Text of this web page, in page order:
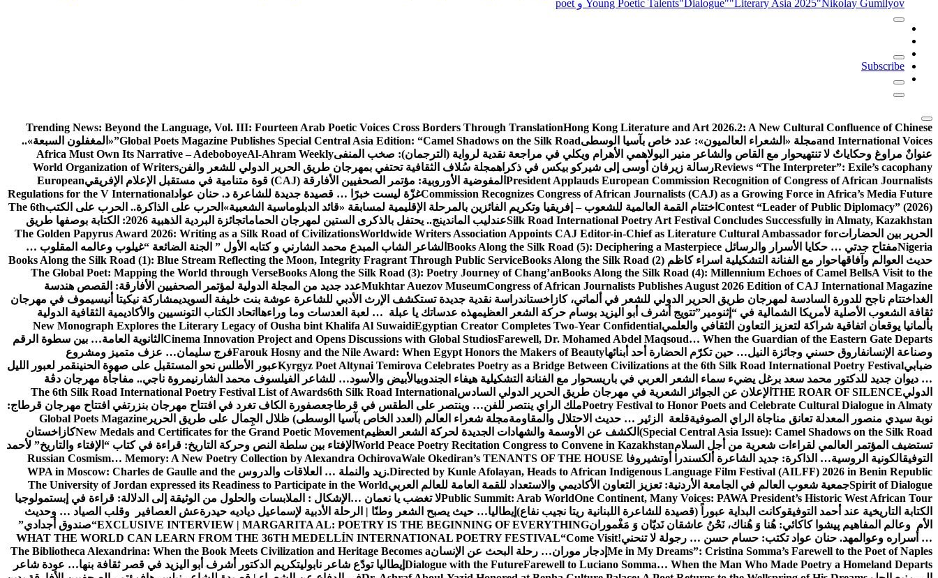
Young Poetic Talents"Dialogue""Literary Asia 2025"Nikolay Gumilyov و poet
Subscribe
Trending News: Beyond the Language, Vol. III: Fourteen Arab Poetic Voices Cross Borders Through TranslationHong Kong Literature and Art 2026.2: A New Cultural Confluence of Chinese
and International Voicesمجلة «الشعراء العالميون»: عدد خاص بآسيا الوسطىGlobal Poets Magazine Publishes Special Central Asia Edition: “Camel Shadows on the Silk Road” «المغفلون السبعة»..
عنوانٌ مراوغ وحكاياتٌ لا تنتهيحوار مع القاص والشاعر منير البولاهمي الأهرام ويكلي في مراجعة نقدية لرواية (الترجمان): صخب المنفى Africa Must Own Its Narrative – AdeboboyeAl-Ahram Weekly
Reviews “The Interpreter”: Exile’s cacophanyرسالة زيرفان أوسى إلى شيركو بيكس في ذكراهمجلة سُلاف الثقافية تحتفي بمهرجان طريق الحرير الدولي للشعر والفنWorld Organization of Writers
President Applauds European Commission Recognition of Congress of African Journalists المفوضية الأوروبية: مؤتمر الصحفيين الأفارقة (CAJ) قوة متنامية في مستقبل الإعلام الإفريقي
European
Commission Recognizes Congress of African Journalists (CAJ) as a Growing Force in Africa’s Media Futureغزّة ليست خبرًا … قصيدة جديدة للشاعرة د. حنان عوادRegulations for the V International
Contest “Leader of Public Diplomacy” (2026) اختتام القمة العالمية للشعوب – إفريقيا وتكريم الفائزين بالمرحلة الإقليمية لمسابقة «قائد الدبلوماسية الشعبية» الحرب على الذاكرة.. الحرب على الكتبThe 6th
Silk Road International Poetry Art Festival Concludes Successfully in Almaty, Kazakhstanعندليب الماندينج.. يحتفل بالذكرى الستين لمهرجان الحمامات
جائزة البردية الذهبية 2026: الكتابة بوصفها طريق
الحرير بين الحضارات
The Golden Papyrus Award 2026: Writing as a Silk Road of CivilizationsWorldwide Writers Association Appoints CAJ Editor-in-Chief as Literature Cultural Ambassador for
Nigeriaمفتاح جدتي … حكايا الأسرار والرسائل Books Along the Silk Road (5): Deciphering a Masterpiece الشاعر الشاب المبدع محمد الشارني و كتابه الأول ” الجنة الضائعة “غيلوب وعالمه المقلوب …
حديث العوالم وآفاقهاحوار مع الفنانة التشكيلية اسراء كاظم Books Along the Silk Road (1): Blue Stream Reflecting the Moon, Integrity Fragrant Through Public ServiceBooks Along the Silk Road (2)
The Global Poet: Mapping the World through VerseBooks Along the Silk Road (3): Poetry Journey of Chang’anBooks Along the Silk Road (4): Millennium Echoes of Camel BellsA Visit to the
Mukhtar Auezov MuseumCongress of African Journalists Publishes August 2026 Edition of CAJ International Magazine
عدد جديد من المجلة الدولية لمؤتمر الصحفيين الأفارقة: القصص هندسة
الغد اختتام ناجح للدورة السادسة لمهرجان طريق الحرير الدولي للشعر في ألماتي، كازاخستاندراسة نقدية جديدة تستكشف الإرث الأدبي للشاعرة عوشة بنت خليفة السويديمشاركة نيكيتا أنيسيموف في مهرجان
ثقافة الشعوب الأصلية لأمريكا الشمالية في “إثنومير”تتويج أشرف أبو اليزيد بوسام حركة الشعر العظيمهذه عدساتك يا عبلة … لعبة العدسات وما وراءها اتحاد الكتاب التونسيين والأكاديمية الثقافية الدولية
بألمانيا يوقعان اتفاقية شراكة لتعزيز التعاون الثقافي والعلمي
New Monograph Explores the Literary Legacy of Ousha bint Khalifa Al SuwaidiEgyptian Creator Completes Two-Year Confidential
Cinema Innovation Project and Opens Discussions with Global StudiosFarewell, Dr. Mohamed Abdel Maqsoud… When the Guardian of the Eastern Gate Departs
الثانوية العامة… بين سطوة الرقم
وصناعة الإنسانفاروق حسني وجائزة النيل… حين تكرّم الحضارة أحد أبنائهاFarouk Hosny and the Nile Award: When Egypt Honors the Makers of Beautyفرج سليمان… عزف متميز ومشروع
ضبابيKyrgyz Poet Altynai Temirova Celebrates Poetry as a Bridge Between Civilizations at the 6th Silk Road International Poetry Festivalعبور الأطلس نحو المستقبل على صهوة الحنينقمر لعبور الليل
… ديوان جديد للدكتور محمد سعد برغل يضيء سماء الشعر العربي في باريسحوار مع الفنانة التشكيلية هيفاء الجندوبيالأبيض والأسود… للشاعر الفيلسوف محمد الشارنيمروة ناجي.. مفاجأة مهرجان دڨة
الدوليTHE ROAR OF SILENCE الإعلان عن الجوائز الشعرية في مهرجان طريق الحرير الدولي السادس The 6th Silk Road International Poetry Festival List of Awards6th Silk Road International
Poetry Festival to Honor Poets and Celebrate Cultural Dialogue in Almatyملك الراي ينتصر للفن… وينتصر على الطقس في قرطاجعصفورة الكاف تغرد في افتتاح مهرجان بنزرتفي افتتاح مهرجان قرطاج:
نوبة سيدي منصور المعدلة تعانق مناجاة الراي الصوفيةقلعة الزئير … حديث الاحتلال والمقاومةمجلة شعراء العالم (العدد الخاص بآسيا الوسطى) ظلال الجِمال على طريق الحرير Global Poets Magazine
(Special Central Asia Issue): Camel Shadows on the Silk Road الكشف عن الأوسمة والشهادات الجديدة لحركة الشعر العظيمNew Medals and Certificates for the Grand Poetic Movementكازاخستان
تستضيف المؤتمر العالمي لقراءات شعرية من أجل السلامWorld Peace Poetry Recitation Congress to Convene in Kazakhstan الإفتاء بين سلطة النص وحركة التاريخ: قراءة في كتاب “الإفتاء والتاريخ” لأحمد
التوفيقالكونية الروسية… الذاكرة: جديد الشاعرة ألكسندرا أوتشيروفا Russian Cosmism… Memory: A New Poetry Collection by Alexandra OchirovaWale Okediran’s TENANTS OF THE HOUSE
Directed by Kunle Afolayan, Heads to African Indigenous Language Film Festival (AILFF) 2026 in Benin Republic. زيد والنملة … العلاقات والدروس WPA in Moscow: Charles de Gaulle and the
Spirit of Dialogueجمعية شعوب العالم في الجامعة الأردنية: تعزيز التعاون الأكاديمي والاستعداد للقمة العامة للعالم العربيThe University of Jordan expressed its Readiness to Participate in the World
Public Summit: Arab WorldOne Continent, Many Voices: PAWA President’s Historic West African Tour لا تغضب يا نعمان …الإشكال : الملابسات والحلول من الوثيقة إلى الدلالة: قراءة في إبستمولوجيا
الكتابة التاريخية عند أحمد التوفيقوكانت البداية عبوراً (قصيدة للشاعرة اللبنانية ريتا نجيب نفاع) إيطاليا… حيث يصبح الشعر وطنًا | الرحلة الأدبية لإسماعيل دياديه حيدرةعش العصافير وقلب الصياد … وحديث
الأم وعالم المفاهيم پیشوا کاکائي: هُنا وَ هُناك، نَحْنُ عاشقان نَديّان وَ مَغْمورانEXCLUSIVE INTERVIEW | MARGARITA AL: POETRY IS THE BEGINNING OF EVERYTHING“صندوق أجدادي”
… أسراره وعوالمهد. حنان عواد تكتب: حسام حسن … رجولة لا تنحني! WHAT THE WORLD CAN LEARN FROM THE 36TH MEDELLÍN INTERNATIONAL POETRY FESTIVAL“Come Visit
Me in My Dreams”: Cristina Somma’s Farewell to the Poet of Naples إدجار موران… رحلة البحث عن الإنسانThe Bibliotheca Alexandrina: When the Book Meets Civilization and Heritage Becomes a
Dialogue with the FutureFarewell to Luciano Somma… When the Man Who Made Poetry a Homeland Departs إيطاليا تودّع شاعر نابوليتكريم الدكتور أشرف أبو اليزيد في قصر ثقافة بنها… عودة شاعر